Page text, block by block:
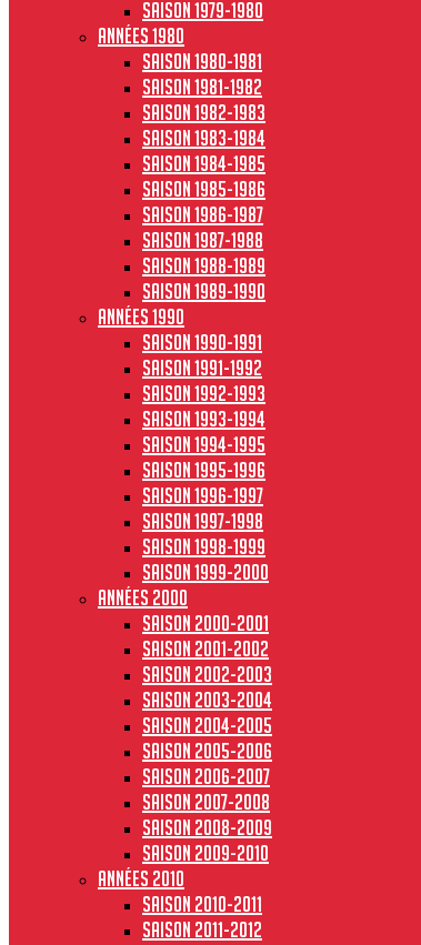
Saison 1979-1980
Années 1980
Saison 1980-1981
Saison 1981-1982
Saison 1982-1983
Saison 1983-1984
Saison 1984-1985
Saison 1985-1986
Saison 1986-1987
Saison 1987-1988
Saison 1988-1989
Saison 1989-1990
Années 1990
Saison 1990-1991
Saison 1991-1992
Saison 1992-1993
Saison 1993-1994
Saison 1994-1995
Saison 1995-1996
Saison 1996-1997
Saison 1997-1998
Saison 1998-1999
Saison 1999-2000
Années 2000
Saison 2000-2001
Saison 2001-2002
Saison 2002-2003
Saison 2003-2004
Saison 2004-2005
Saison 2005-2006
Saison 2006-2007
Saison 2007-2008
Saison 2008-2009
Saison 2009-2010
Années 2010
Saison 2010-2011
Saison 2011-2012